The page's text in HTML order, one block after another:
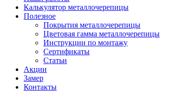
Калькулятор металлочерепицы
Полезное
Покрытия металлочерепицы
Цветовая гамма металлочерепицы
Инструкции по монтажу
Сертификаты
Статьи
Акции
Замер
Контакты